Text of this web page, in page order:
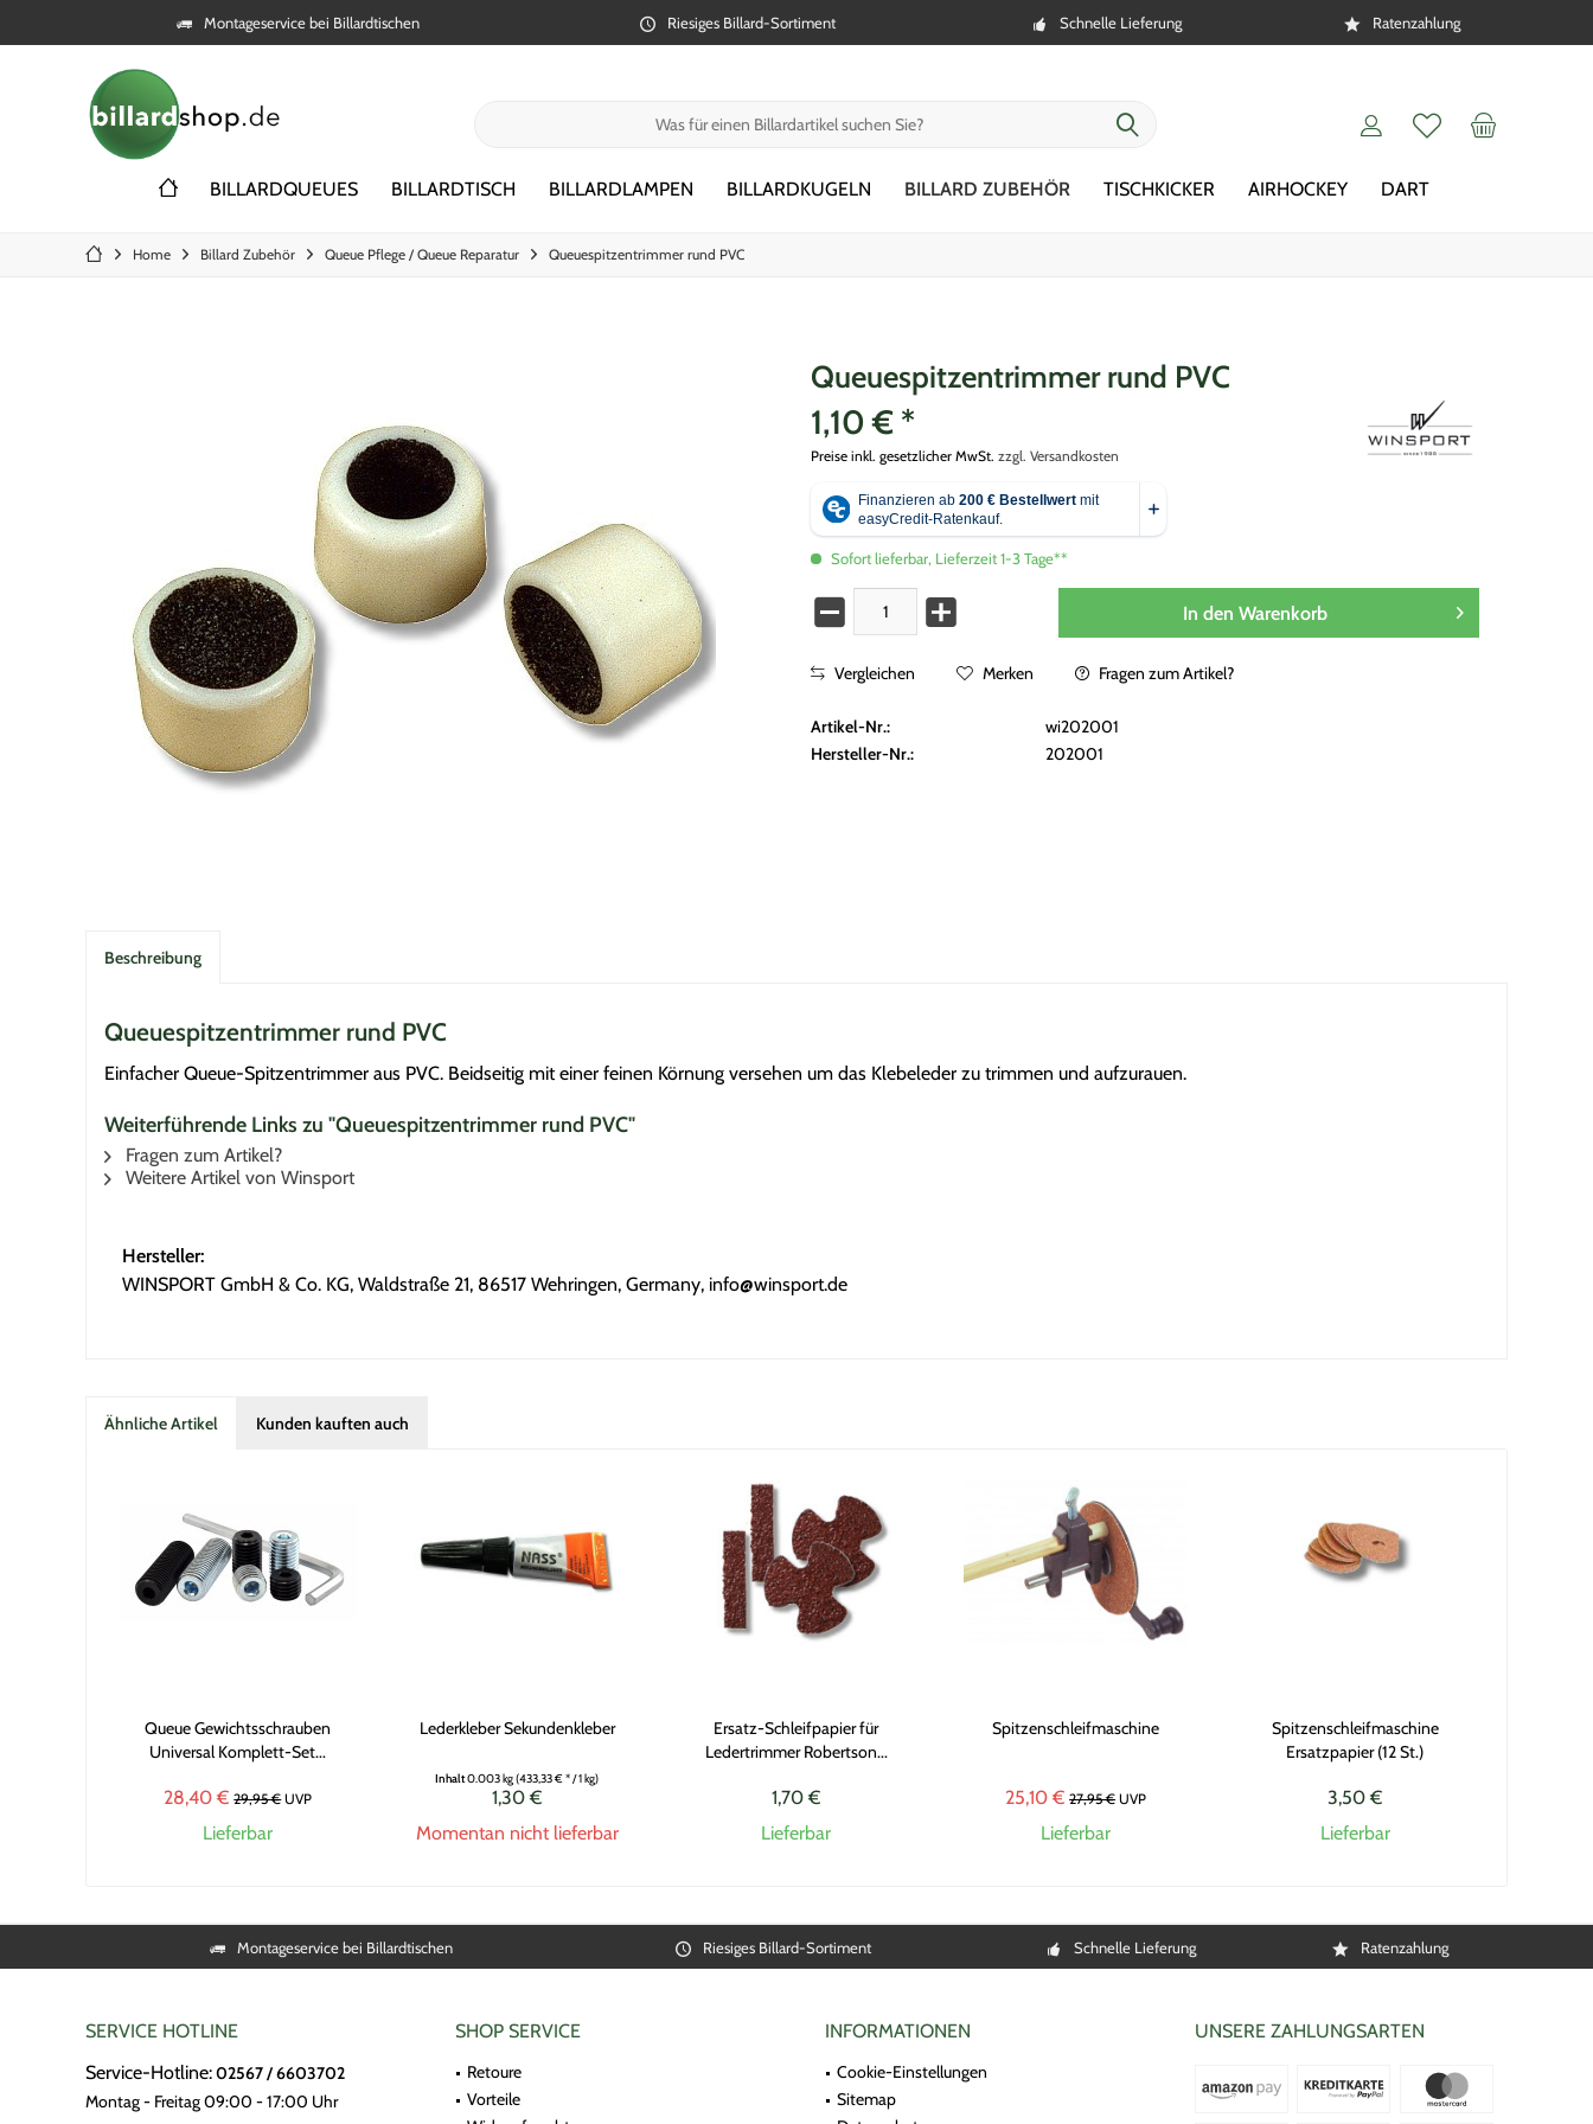
Montageservice bei Billardtischen Riesiges Billard-Sortiment Schnelle Lieferung Ratenzahlung
BILLARDQUEUES BILLARDTISCH BILLARDLAMPEN BILLARDKUGELN BILLARD ZUBEHÖR TISCHKICKER AIRHOCKEY DART
Home Billard Zubehör Queue Pflege / Queue Reparatur Queuespitzentrimmer rund PVC
Queuespitzentrimmer rund PVC
1,10 € *
Preise inkl. gesetzlicher MwSt. zzgl. Versandkosten
Sofort lieferbar, Lieferzeit 1-3 Tage**
In den Warenkorb
Vergleichen Merken Fragen zum Artikel?
Artikel-Nr.:
wi202001
Hersteller-Nr.:
202001
Beschreibung
Queuespitzentrimmer rund PVC
Einfacher Queue-Spitzentrimmer aus PVC. Beidseitig mit einer feinen Körnung versehen um das Klebeleder zu trimmen und aufzurauen.
Weiterführende Links zu "Queuespitzentrimmer rund PVC"
Fragen zum Artikel?
Weitere Artikel von Winsport
Hersteller:
WINSPORT GmbH & Co. KG, Waldstraße 21, 86517 Wehringen, Germany, info@winsport.de
Ähnliche Artikel Kunden kauften auch
Queue Gewichtsschrauben
Universal Komplett-Set...
28,40 € 29,95 €UVP
Lieferbar
Lederkleber Sekundenkleber
Inhalt0.003 kg(433,33 € * / 1 kg)
1,30 €
Momentan nicht lieferbar
Ersatz-Schleifpapier für
Ledertrimmer Robertson...
1,70 €
Lieferbar
Spitzenschleifmaschine
25,10 € 27,95 € UVP
Lieferbar
Spitzenschleifmaschine
Ersatzpapier (12 St.)
3,50 €
Lieferbar
Montageservice bei Billardtischen Riesiges Billard-Sortiment Schnelle Lieferung Ratenzahlung
SERVICE HOTLINE
Service-Hotline:02567 / 6603702
Montag - Freitag 09:00 - 17:00 Uhr
SHOP SERVICE
Retoure
Vorteile
INFORMATIONEN
Cookie-Einstellungen
Sitemap
UNSERE ZAHLUNGSARTEN